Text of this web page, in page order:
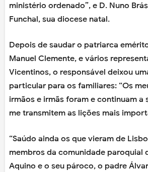
ministério ordenado”, e D. Nuno
Funchal, sua diocese natal.
Depois de saudar o patriarca
Manuel Clemente, e vários
Vicentinos, o responsável deixou
particular para os familiares: “Os
irmãos e irmãs foram e continuam a
me transmitem as lições mais
“Saúdo ainda os que vieram de
membros da comunidade paroquial
Aquino e o seu pároco, o padre